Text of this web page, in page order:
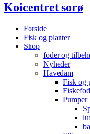
Koicentret sorø
Forside
Fisk og planter
Shop
foder og
Nyheder
Havedam
Fisk og
Pumper